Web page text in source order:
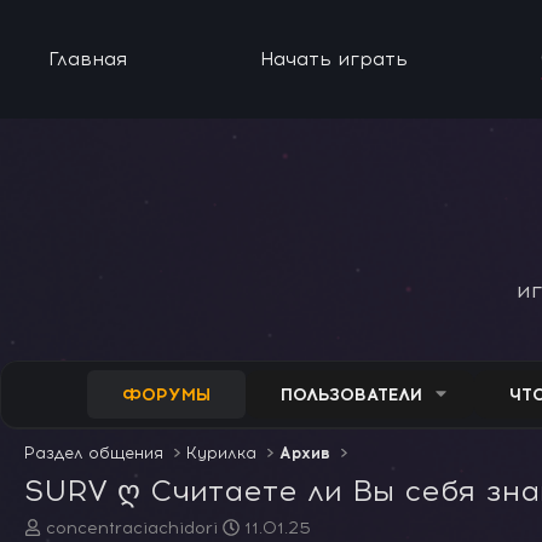
Главная Начать играть
ФОРУМЫ ПОЛЬЗОВАТЕЛИ
Раздел общения Курилка Архив
SURV ღ Считаете ли Вы себя
А
concentraciachidori
Д
11.01.25